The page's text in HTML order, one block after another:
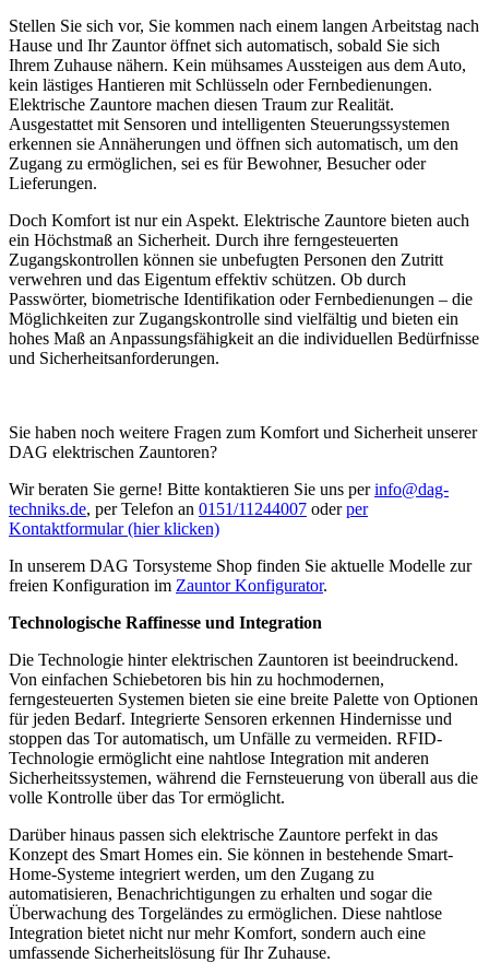
Stellen Sie sich vor, Sie kommen nach einem langen Arbeitstag nach
Hause und Ihr Zauntor öffnet sich automatisch, sobald Sie sich
Ihrem Zuhause nähern. Kein mühsames Aussteigen aus dem Auto,
kein lästiges Hantieren mit Schlüsseln oder Fernbedienungen.
Elektrische Zauntore machen diesen Traum zur Realität.
Ausgestattet mit Sensoren und intelligenten Steuerungssystemen
erkennen sie Annäherungen und öffnen sich automatisch, um den
Zugang zu ermöglichen, sei es für Bewohner, Besucher oder
Lieferungen.
Doch Komfort ist nur ein Aspekt. Elektrische Zauntore bieten auch
ein Höchstmaß an Sicherheit. Durch ihre ferngesteuerten
Zugangskontrollen können sie unbefugten Personen den Zutritt
verwehren und das Eigentum effektiv schützen. Ob durch
Passwörter, biometrische Identifikation oder Fernbedienungen – die
Möglichkeiten zur Zugangskontrolle sind vielfältig und bieten ein
hohes Maß an Anpassungsfähigkeit an die individuellen Bedürfnisse
und Sicherheitsanforderungen.
Sie haben noch weitere Fragen zum Komfort und Sicherheit unserer
DAG elektrischen Zauntoren?
Wir beraten Sie gerne! Bitte kontaktieren Sie uns perinfo@dag-
techniks.de, per Telefon an 0151/11244007 oderper
Kontaktformular (hier klicken)
In unserem DAG Torsysteme Shop finden Sie aktuelle Modelle zur
freien Konfiguration im Zauntor Konfigurator.
Technologische Raffinesse und Integration
Die Technologie hinter elektrischen Zauntoren ist beeindruckend.
Von einfachen Schiebetoren bis hin zu hochmodernen,
ferngesteuerten Systemen bieten sie eine breite Palette von Optionen
für jeden Bedarf. Integrierte Sensoren erkennen Hindernisse und
stoppen das Tor automatisch, um Unfälle zu vermeiden. RFID-
Technologie ermöglicht eine nahtlose Integration mit anderen
Sicherheitssystemen, während die Fernsteuerung von überall aus die
volle Kontrolle über das Tor ermöglicht.
Darüber hinaus passen sich elektrische Zauntore perfekt in das
Konzept des Smart Homes ein. Sie können in bestehende Smart-
Home-Systeme integriert werden, um den Zugang zu
automatisieren, Benachrichtigungen zu erhalten und sogar die
Überwachung des Torgeländes zu ermöglichen. Diese nahtlose
Integration bietet nicht nur mehr Komfort, sondern auch eine
umfassende Sicherheitslösung für Ihr Zuhause.